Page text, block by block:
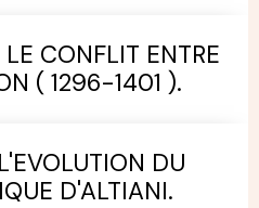
CONFLIT ENTRE
( 1296-1401 ).
DU
D'ALTIANI.